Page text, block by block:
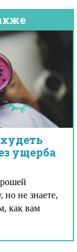
ущерба
не знаете,
как вам